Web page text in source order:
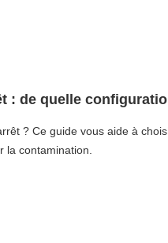
: de quelle
? Ce guide vous aide à
la contamination.